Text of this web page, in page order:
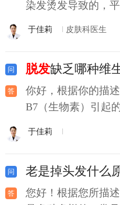
染发烫发导致的，
于佳莉 皮肤科医生
脱发缺乏哪种维
你好，根据你的描
B7（生物素）引起
于佳莉
老是掉头发什么
您好！根据您所描